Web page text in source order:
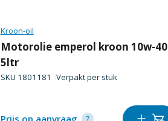
Kroon-oil
Motorolie emperol kroon 10w-40
5ltr
SKU 1801181 Verpakt per stuk